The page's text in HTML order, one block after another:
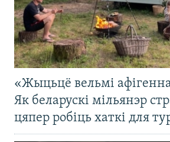
«Жыцьцё вельмі
Як беларускі мільянэр
цяпер робіць хаткі для